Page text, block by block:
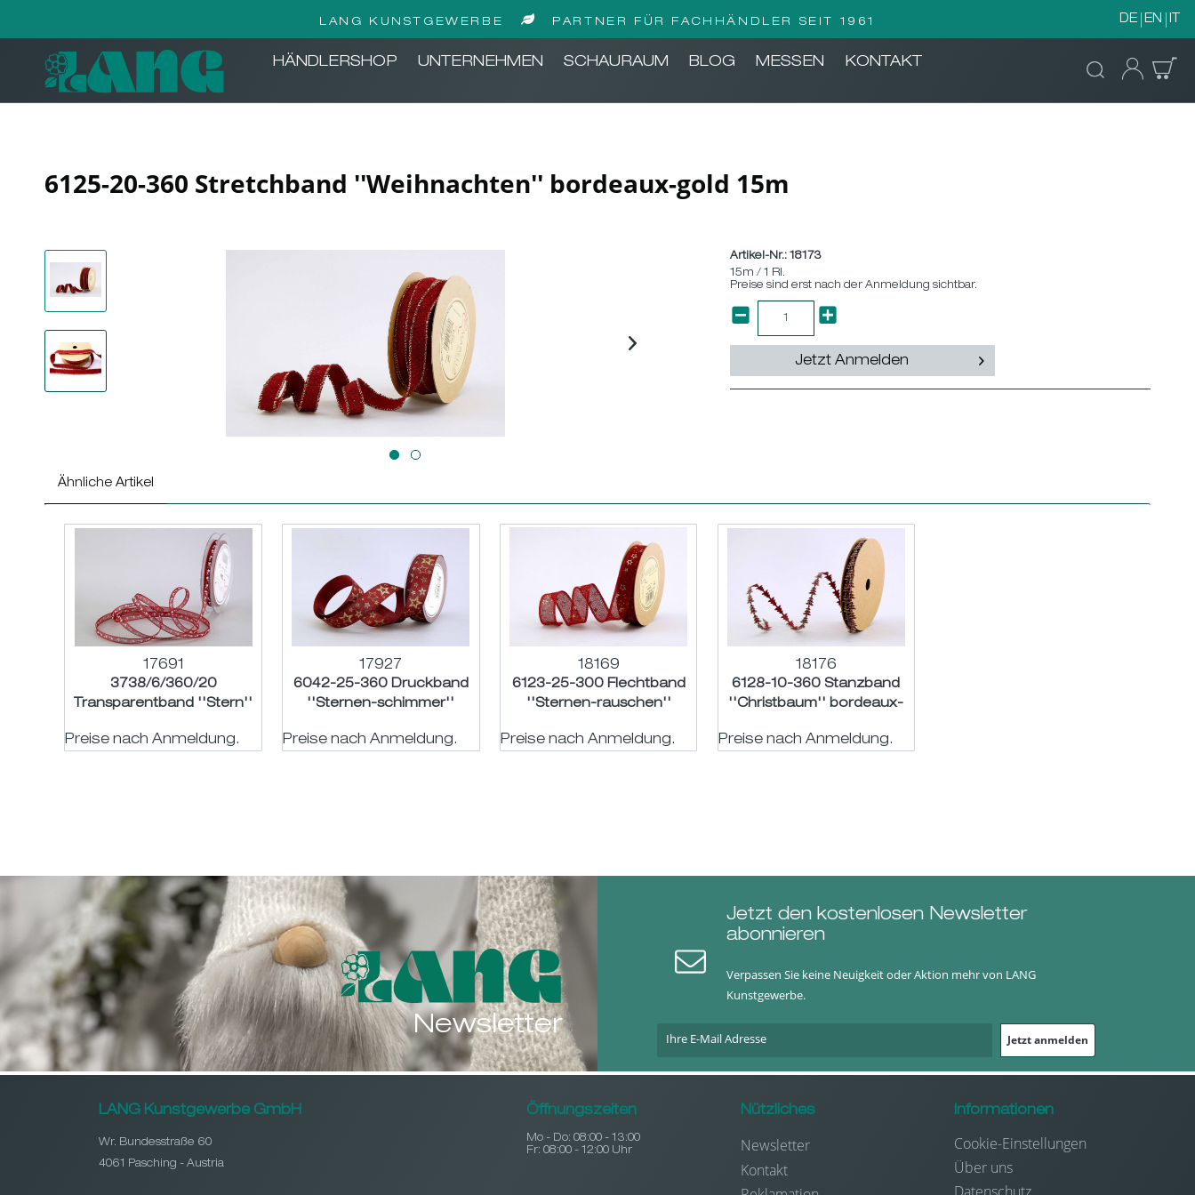
LANG KUNSTGEWERBE PARTNER FÜR FACHHÄNDLER SEIT 1961 DE EN IT
HÄNDLERSHOP UNTERNEHMEN SCHAURAUM BLOG MESSEN KONTAKT
6125-20-360 Stretchband ''Weihnachten'' bordeaux-gold 15m
Artikel-Nr.:18173
15m / 1 Rl.
Preise sind erst nach der Anmeldung sichtbar.
Jetzt Anmelden
Ähnliche Artikel
17691
3738/6/360/20
Transparentband ''Stern''
Preise nach Anmeldung.
17927
6042-25-360 Druckband
''Sternen-schimmer''
Preise nach Anmeldung.
18169
6123-25-300 Flechtband
''Sternen-rauschen''
Preise nach Anmeldung.
18176
6128-10-360 Stanzband
''Christbaum'' bordeaux-
Preise nach Anmeldung.
Newsletter
Jetzt den kostenlosen Newsletter
abonnieren
Verpassen Sie keine Neuigkeit oder Aktion mehr von LANG
Kunstgewerbe.
Jetzt anmelden
LANG Kunstgewerbe GmbH
Wr. Bundesstraße 60
4061 Pasching - Austria
Öffnungszeiten
Mo - Do: 08:00 - 13:00
Fr: 08:00 - 12:00 Uhr
Nützliches
Newsletter
Kontakt
Informationen
Cookie-Einstellungen
Über uns